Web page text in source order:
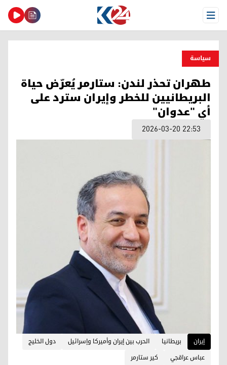
Open Menu
سیاسة
طهران تحذر لندن: ستارمر يُعرّض حياة
البريطانيين للخطر وإيران سترد على
أي "عدوان"
2026-03-20 22:53
إيران بريطانيا الحرب بين إيران وأميركا وإسرائيل
دول الخليج
عباس عراقجي
كير ستارمر